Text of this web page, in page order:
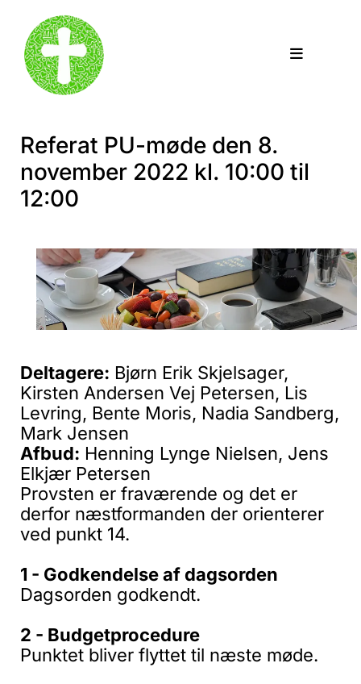
Referat PU-møde den 8.
november 2022 kl. 10:00 til
12:00
Deltagere: Bjørn Erik Skjelsager,
Kirsten Andersen Vej Petersen, Lis
Levring, Bente Moris, Nadia Sandberg,
Mark Jensen
Afbud: Henning Lynge Nielsen, Jens
Elkjær Petersen
Provsten er fraværende og det er
derfor næstformanden der orienterer
ved punkt 14.
1 - Godkendelse af dagsorden
Dagsorden godkendt.
2 - Budgetprocedure
Punktet bliver flyttet til næste møde.